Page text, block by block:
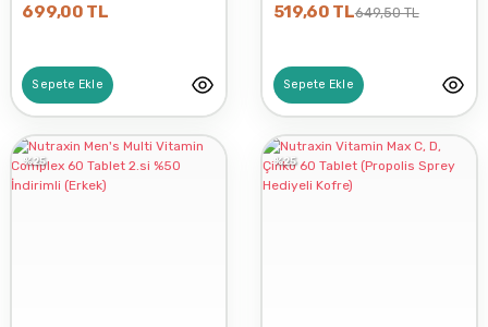
699,00 TL
Sepete Ekle
519,60 TL649,50 TL
Sepete Ekle
%25 %25